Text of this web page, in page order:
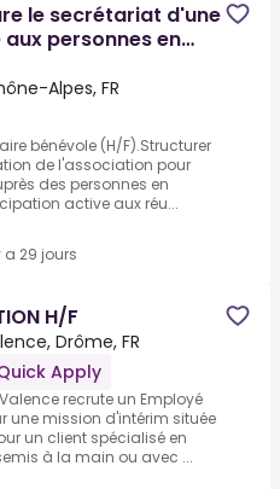
le secrétariat d'une
personnes en
Alpes, FR
bénévole (H/F).Structurer
de l'association pour
des personnes en
active aux réu...
a 29 jours
H/F
Drôme, FR
Apply
recrute un Employé
une mission d'intérim située
un client spécialisé en
à la main ou avec ...